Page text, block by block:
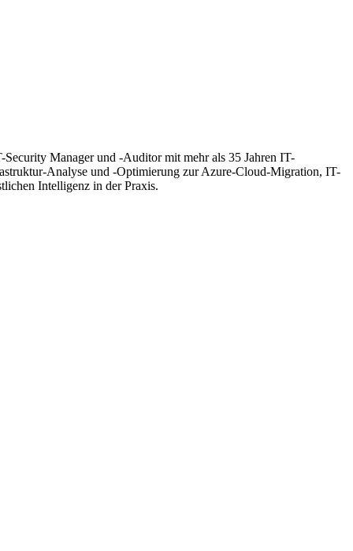
Manager und -Auditor mit mehr als 35 Jahren IT-
Analyse und -Optimierung zur Azure-Cloud-Migration, IT-
Intelligenz in der Praxis.